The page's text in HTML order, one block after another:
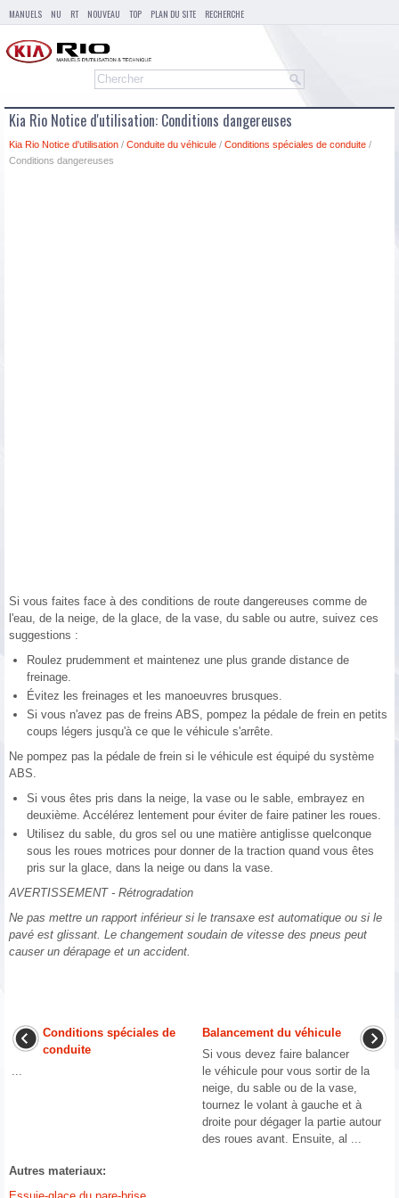
MANUELS NU RT NOUVEAU TOP PLAN DU SITE RECHERCHE
Kia Rio Notice d'utilisation: Conditions dangereuses
Kia Rio Notice d'utilisation / Conduite du véhicule / Conditions spéciales de conduite /
Conditions dangereuses
Si vous faites face à des conditions de route dangereuses comme de
l'eau, de la neige, de la glace, de la vase, du sable ou autre, suivez ces
suggestions :
Roulez prudemment et maintenez une plus grande distance de
freinage.
Évitez les freinages et les manoeuvres brusques.
Si vous n'avez pas de freins ABS, pompez la pédale de frein en petits
coups légers jusqu'à ce que le véhicule s'arrête.
Ne pompez pas la pédale de frein si le véhicule est équipé du système
ABS.
Si vous êtes pris dans la neige, la vase ou le sable, embrayez en
deuxième. Accélérez lentement pour éviter de faire patiner les roues.
Utilisez du sable, du gros sel ou une matière antiglisse quelconque
sous les roues motrices pour donner de la traction quand vous êtes
pris sur la glace, dans la neige ou dans la vase.
AVERTISSEMENT - Rétrogradation
Ne pas mettre un rapport inférieur si le transaxe est automatique ou si le
pavé est glissant. Le changement soudain de vitesse des pneus peut
causer un dérapage et un accident.
Conditions spéciales de
conduite
...
Balancement du véhicule
Si vous devez faire balancer
le véhicule pour vous sortir de la
neige, du sable ou de la vase,
tournez le volant à gauche et à
droite pour dégager la partie autour
des roues avant. Ensuite, al ...
Autres materiaux: